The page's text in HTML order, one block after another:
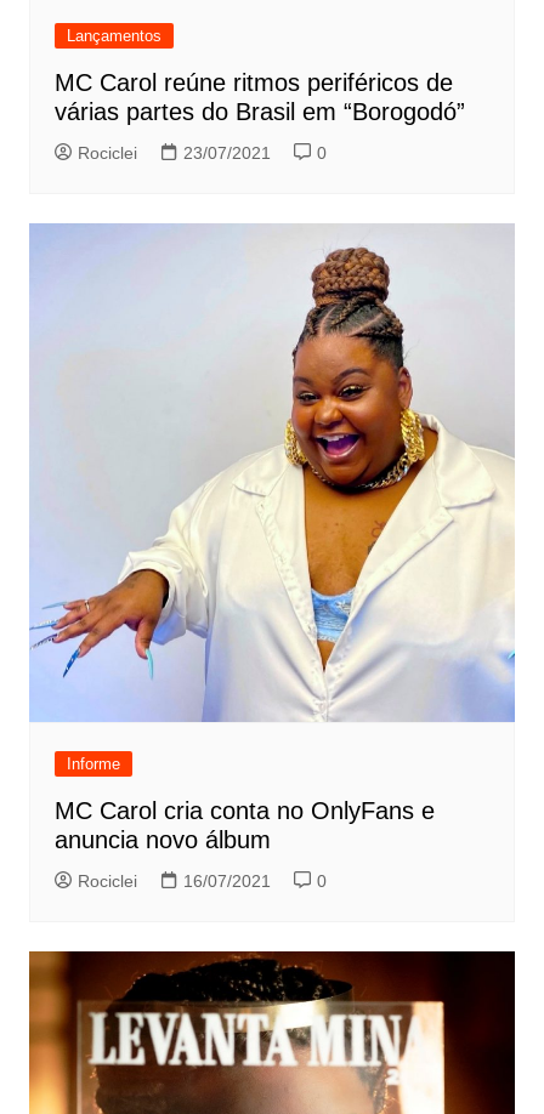
Lançamentos
MC Carol reúne ritmos periféricos de
várias partes do Brasil em “Borogodó”
Rociclei 23/07/2021 0
Informe
MC Carol cria conta no OnlyFans e
anuncia novo álbum
Rociclei 16/07/2021 0